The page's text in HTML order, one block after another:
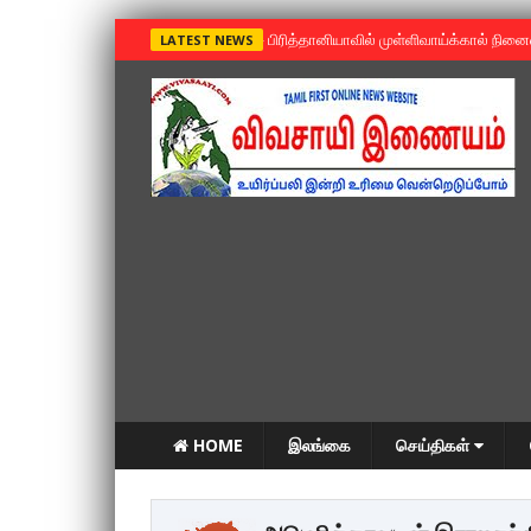
LATEST NEWS »பிரித்தானியாவில் முள்ளிவாய்க்கால்
HOME இலங்கை செய்திகள்